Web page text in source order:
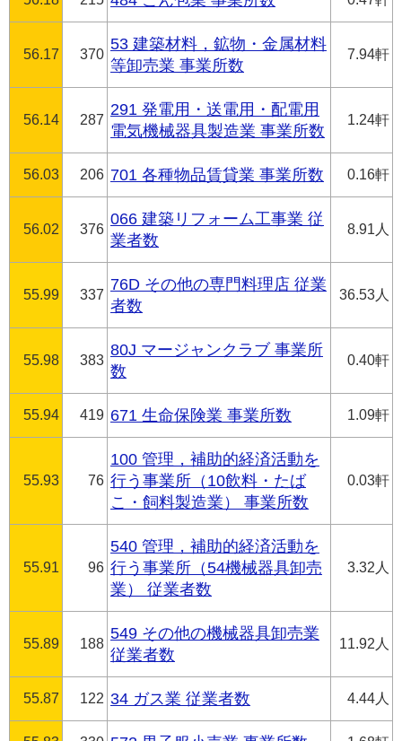
56.17 370
53 建築材料，鉱物・金属材料
等卸売業 事業所数
7.94軒
56.14 287
291 発電用・送電用・配電用
電気機械器具製造業 事業所数
1.24軒
56.03 206 701 各種物品賃貸業 事業所数 0.16軒
56.02 376
066 建築リフォーム工事業 従
業者数
8.91人
55.99 337
76D その他の専門料理店 従業
者数
36.53人
55.98 383
80J マージャンクラブ 事業所
数
0.40軒
55.94 419 671 生命保険業 事業所数 1.09軒
55.93 76
100 管理，補助的経済活動を
行う事業所（10飲料・たば
こ・飼料製造業） 事業所数
0.03軒
55.91 96
540 管理，補助的経済活動を
行う事業所（54機械器具卸売
業） 従業者数
3.32人
55.89 188
549 その他の機械器具卸売業
従業者数
11.92人
55.87 122 34 ガス業 従業者数 4.44人